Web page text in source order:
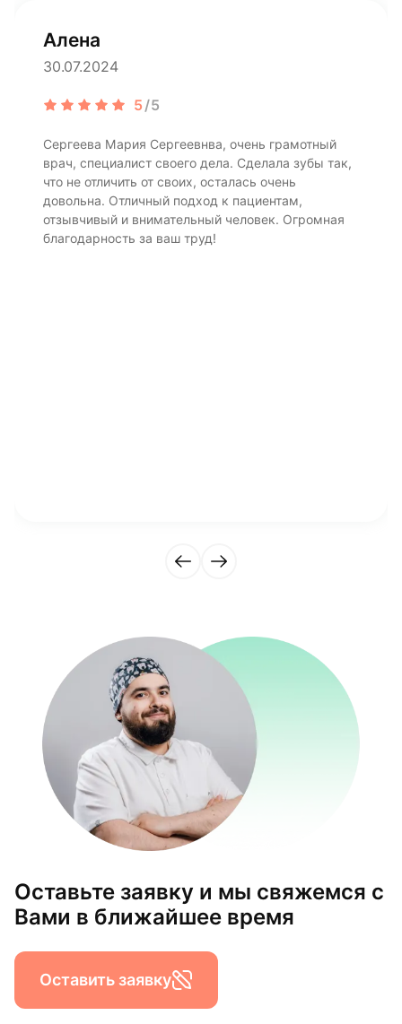
Алена
30.07.2024
5/5
Сергеева Мария Сергеевнва, очень грамотный
врач, специалист своего дела. Сделала зубы так,
что не отличить от своих, осталась очень
довольна. Отличный подход к пациентам,
отзывчивый и внимательный человек. Огромная
благодарность за ваш труд!
Оставьте заявку и мы свяжемся с
Вами в ближайшее время
Оставить заявку